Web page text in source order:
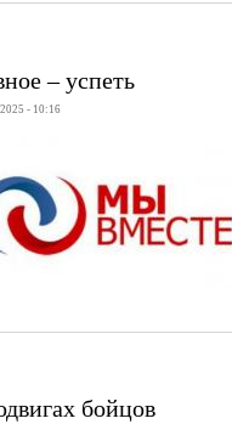
– успеть
- 10:16
бойцов